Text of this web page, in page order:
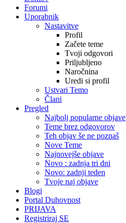
Forumi
Uporabnik
Nastavitve
Profil
Začete teme
Tvoji odgovori
Priljubljeno
Naročnina
Uredi si profil
Ustvari Temo
Člani
Pregled
Najbolj popularne objave
Teme brez odgovorov
Teh objav še ne poznaš
Nove Teme
Najnovejše objave
Novo : zadnja tri dni
Novo: zadnji teden
Tvoje naj objave
Blogi
Portal Duhovnost
PRIJAVA
Registriraj SE